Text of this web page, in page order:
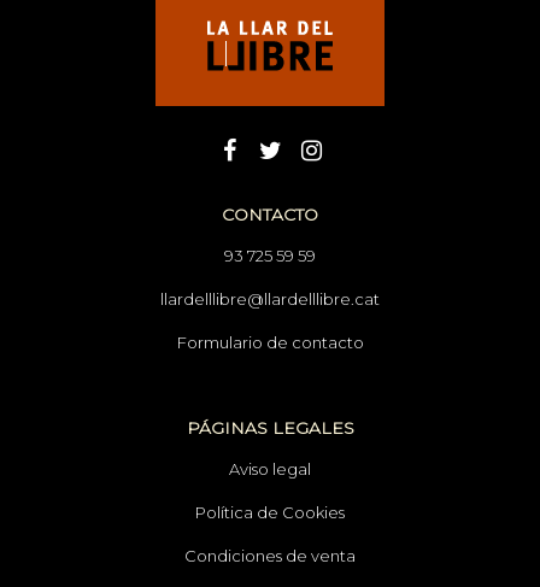
CONTACTO
93 725 59 59
llardelllibre@llardelllibre.cat
Formulario de contacto
PÁGINAS LEGALES
Aviso legal
Política de Cookies
Condiciones de venta